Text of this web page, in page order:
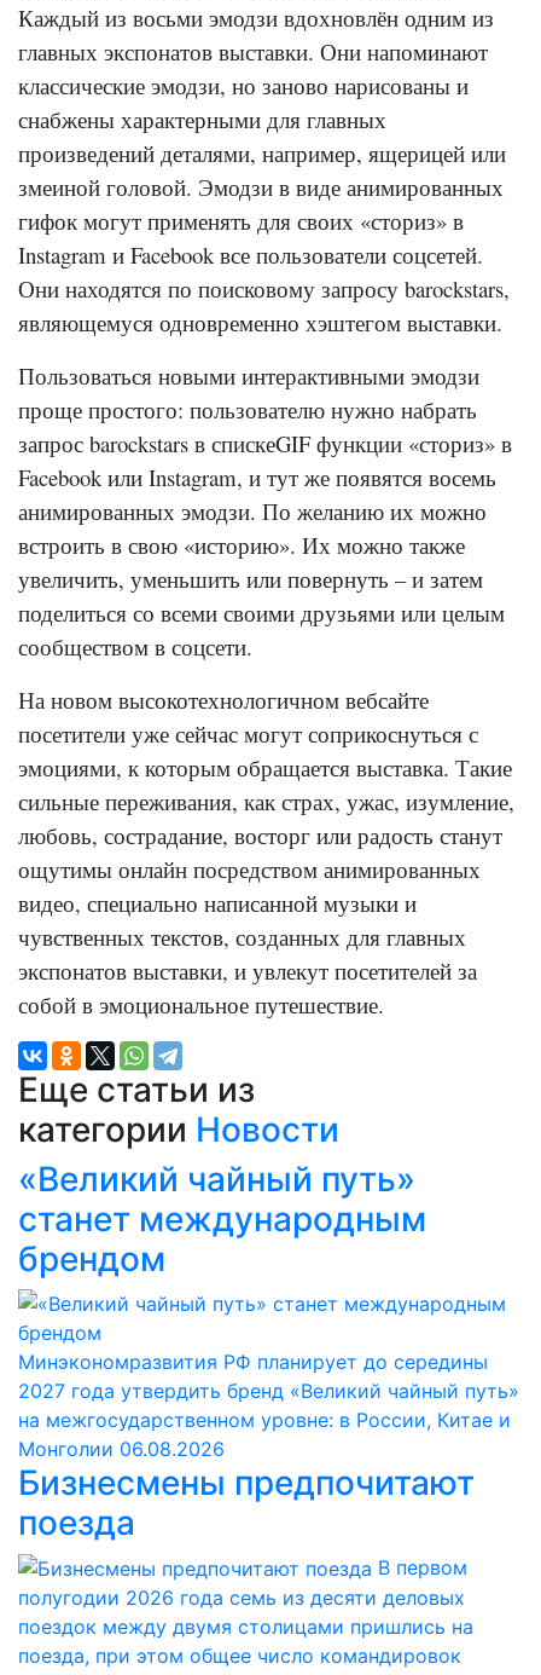
Каждый из восьми эмодзи вдохновлён одним из
главных экспонатов выставки. Они напоминают
классические эмодзи, но заново нарисованы и
снабжены характерными для главных
произведений деталями, например, ящерицей или
змеиной головой. Эмодзи в виде анимированных
гифок могут применять для своих «сториз» в
Instagram и Facebook все пользователи соцсетей.
Они находятся по поисковому запросу barockstars,
являющемуся одновременно хэштегом выставки.
Пользоваться новыми интерактивными эмодзи
проще простого: пользователю нужно набрать
запрос barockstars в спискеGIF функции «сториз» в
Facebook или Instagram, и тут же появятся восемь
анимированных эмодзи. По желанию их можно
встроить в свою «историю». Их можно также
увеличить, уменьшить или повернуть – и затем
поделиться со всеми своими друзьями или целым
сообществом в соцсети.
На новом высокотехнологичном вебсайте
посетители уже сейчас могут соприкоснуться с
эмоциями, к которым обращается выставка. Такие
сильные переживания, как страх, ужас, изумление,
любовь, сострадание, восторг или радость станут
ощутимы онлайн посредством анимированных
видео, специально написанной музыки и
чувственных текстов, созданных для главных
экспонатов выставки, и увлекут посетителей за
собой в эмоциональное путешествие.
Еще статьи из
категории Новости
«Великий чайный путь»
станет международным
брендом
Минэкономразвития РФ планирует до середины
2027 года утвердить бренд «Великий чайный путь»
на межгосударственном уровне: в России, Китае и
Монголии 06.08.2026
Бизнесмены предпочитают
поезда
В первом
полугодии 2026 года семь из десяти деловых
поездок между двумя столицами пришлись на
поезда, при этом общее число командировок